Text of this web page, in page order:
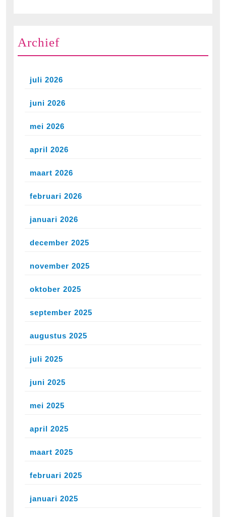
Archief
juli 2026
juni 2026
mei 2026
april 2026
maart 2026
februari 2026
januari 2026
december 2025
november 2025
oktober 2025
september 2025
augustus 2025
juli 2025
juni 2025
mei 2025
april 2025
maart 2025
februari 2025
januari 2025